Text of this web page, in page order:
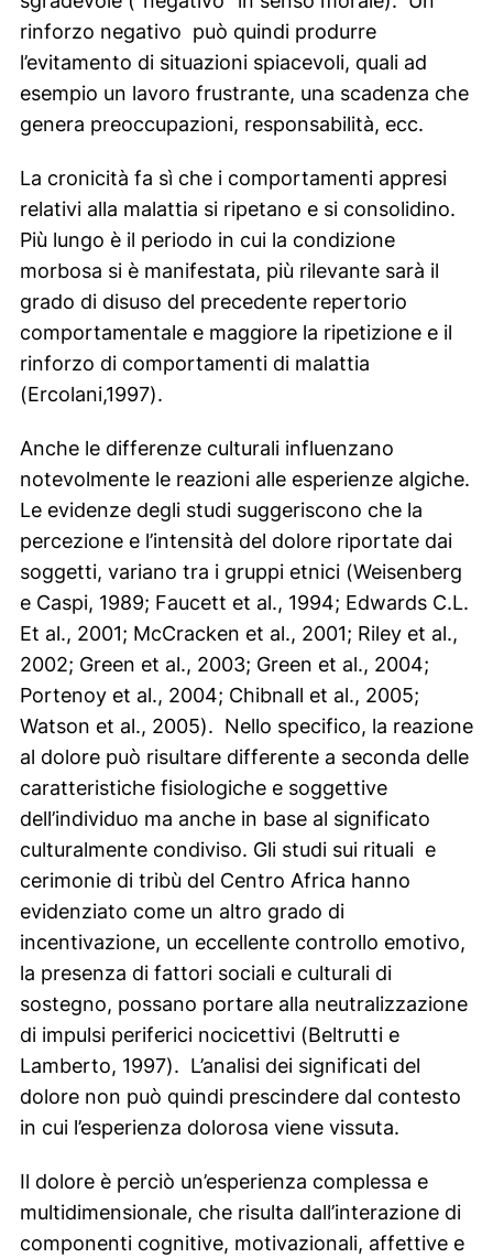
rinforzo negativo può quindi produrre
l’evitamento di situazioni spiacevoli, quali ad
esempio un lavoro frustrante, una scadenza che
genera preoccupazioni, responsabilità, ecc.
La cronicità fa sì che i comportamenti appresi
relativi alla malattia si ripetano e si consolidino.
Più lungo è il periodo in cui la condizione
morbosa si è manifestata, più rilevante sarà il
grado di disuso del precedente repertorio
comportamentale e maggiore la ripetizione e il
rinforzo di comportamenti di malattia
(Ercolani,1997).
Anche le differenze culturali influenzano
notevolmente le reazioni alle esperienze algiche.
Le evidenze degli studi suggeriscono che la
percezione e l’intensità del dolore riportate dai
soggetti, variano tra i gruppi etnici (Weisenberg
e Caspi, 1989; Faucett et al., 1994; Edwards C.L.
Et al., 2001; McCracken et al., 2001; Riley et al.,
2002; Green et al., 2003; Green et al., 2004;
Portenoy et al., 2004; Chibnall et al., 2005;
Watson et al., 2005). Nello specifico, la reazione
al dolore può risultare differente a seconda delle
caratteristiche fisiologiche e soggettive
dell’individuo ma anche in base al significato
culturalmente condiviso. Gli studi sui rituali e
cerimonie di tribù del Centro Africa hanno
evidenziato come un altro grado di
incentivazione, un eccellente controllo emotivo,
la presenza di fattori sociali e culturali di
sostegno, possano portare alla neutralizzazione
di impulsi periferici nocicettivi (Beltrutti e
Lamberto, 1997). L’analisi dei significati del
dolore non può quindi prescindere dal contesto
in cui l’esperienza dolorosa viene vissuta.
Il dolore è perciò un’esperienza complessa e
multidimensionale, che risulta dall’interazione di
componenti cognitive, motivazionali, affettive e